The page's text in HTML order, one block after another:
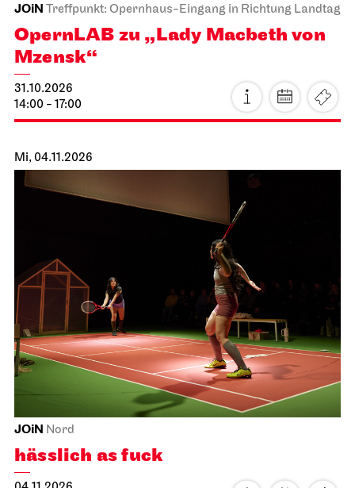
JOiN Treffpunkt: Opernhaus-Eingang in Richtung Landtag
OpernLAB zu „Lady Macbeth von
Mzensk“
31.10.2026
14:00 - 17:00
Mi, 04.11.2026
JOiN Nord
hässlich as fuck